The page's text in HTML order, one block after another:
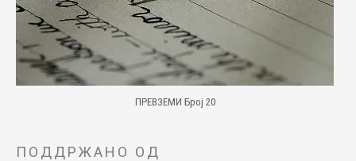
ПРЕВЗЕМИ Број 20
ПОДДРЖАНО ОД